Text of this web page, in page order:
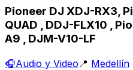
Pioneer DJ XDJ-RX3,
QUAD , DDJ-FLX10 ,
A9 , DJM-V10-LF
🎧Audio y Video 📍 Medellín